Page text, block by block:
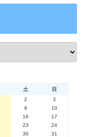
土
日
2
3
9
10
16
17
23
24
30 31